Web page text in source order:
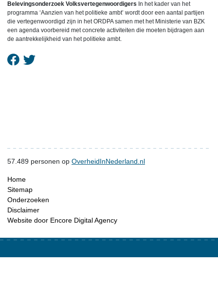
Belevingsonderzoek Volksvertegenwoordigers In het kader van het
programma ‘Aanzien van het politieke ambt’ wordt door een aantal partijen
die vertegenwoordigd zijn in het ORDPA samen met het Ministerie van BZK
een agenda voorbereid met concrete activiteiten die moeten bijdragen aan
de aantrekkelijkheid van het politieke ambt.
57.489 personen op OverheidInNederland.nl
Home
Sitemap
Onderzoeken
Disclaimer
Website door Encore Digital Agency